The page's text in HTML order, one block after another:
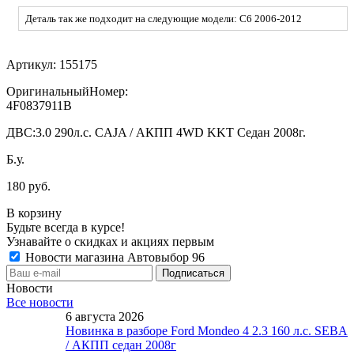
Деталь так же подходит на следующие модели: C6 2006-2012
Артикул: 155175
ОригинальныйНомер:
4F0837911B
ДВС:3.0 290л.с. CAJA / АКПП 4WD KKT Седан 2008г.
Б.у.
180 руб.
В корзину
Будьте всегда в курсе!
Узнавайте о скидках и акциях первым
Новости магазина Автовыбор 96
Новости
Все новости
6 августа 2026
Новинка в разборе Ford Mondeo 4 2.3 160 л.с. SEBA
/ АКПП седан 2008г